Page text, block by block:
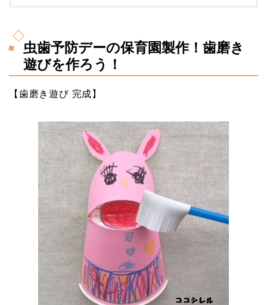
虫歯予防デーの保育園製作！歯磨き
遊びを作ろう！
【歯磨き遊び 完成】